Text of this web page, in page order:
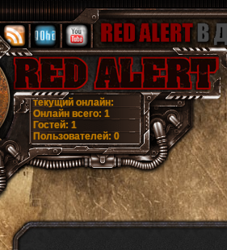
Онлайн всего: 1
Гостей: 1
Пользователей: 0
текущий онлайн: